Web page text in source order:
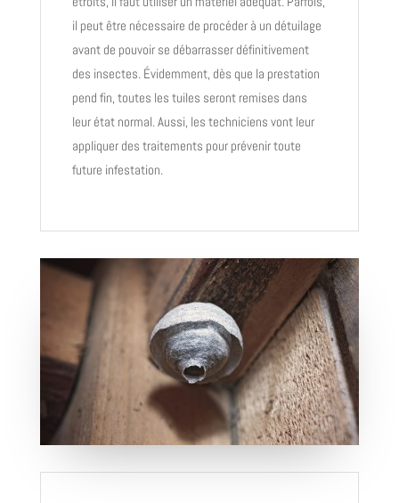
il peut être nécessaire de procéder à un détuilage
avant de pouvoir se débarrasser définitivement
des insectes. Évidemment, dès que la prestation
pend fin, toutes les tuiles seront remises dans
leur état normal. Aussi, les techniciens vont leur
appliquer des traitements pour prévenir toute
future infestation.